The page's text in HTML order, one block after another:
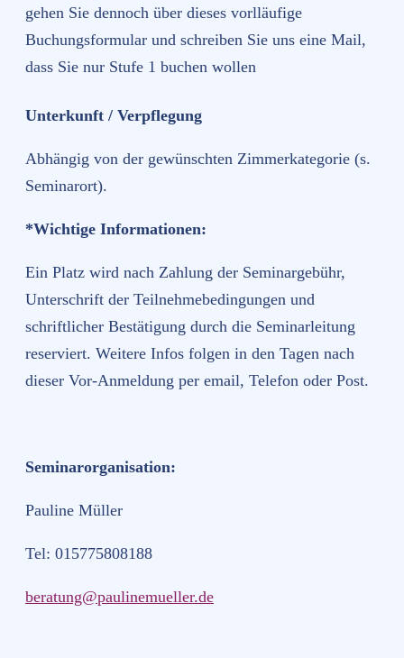
gehen Sie dennoch über dieses vorlläufige
Buchungsformular und schreiben Sie uns eine Mail,
dass Sie nur Stufe 1 buchen wollen
Unterkunft / Verpflegung
Abhängig von der gewünschten Zimmerkategorie (s.
Seminarort).
*Wichtige Informationen:
Ein Platz wird nach Zahlung der Seminargebühr,
Unterschrift der Teilnehmebedingungen und
schriftlicher Bestätigung durch die Seminarleitung
reserviert. Weitere Infos folgen in den Tagen nach
dieser Vor-Anmeldung per email, Telefon oder Post.
Seminarorganisation:
Pauline Müller
Tel: 015775808188
beratung@paulinemueller.de